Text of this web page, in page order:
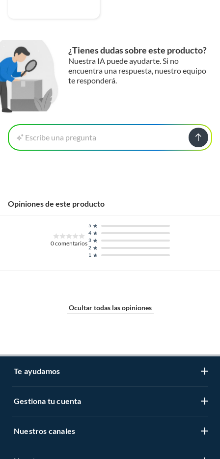
¿Tienes dudas sobre este producto?
Nuestra IA puede ayudarte. Si no
encuentra una respuesta, nuestro equipo
te responderá.
Escribe una pregunta
Opiniones de este producto
0comentarios
1
2
3
4
5
Ocultar todas las opiniones
Te ayudamos
LIbro de reclamaciones
Gestiona tu cuenta
Mi cuenta
Nuestros canales